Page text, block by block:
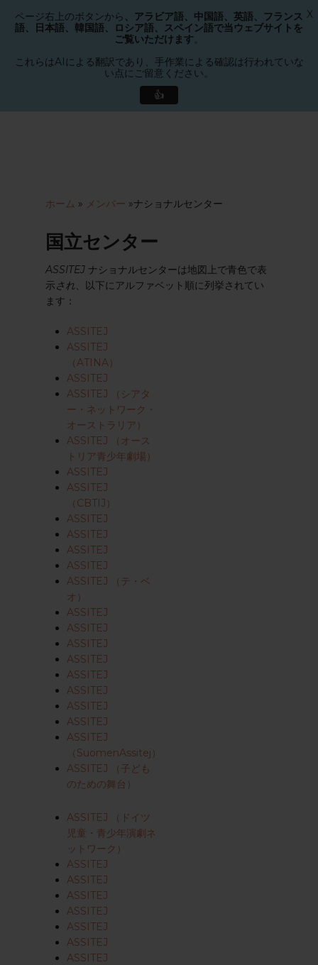
検索
メニュー
ホーム » メンバー »ナショナルセンター
国立センター
ASSITEJ ナショナルセンターは地図上で青色で表
示され、以下にアルファベット順に列挙されてい
ます：
ASSITEJ
ASSITEJ
（ATINA）
ASSITEJ
ASSITEJ （シアタ
ー・ネットワーク・
オーストラリア）
ASSITEJ （オース
トリア青少年劇場）
ASSITEJ
ASSITEJ
（CBTIJ）
ASSITEJ
ASSITEJ
ASSITEJ
ASSITEJ
ASSITEJ （テ・ベ
オ）
ASSITEJ
ASSITEJ
ASSITEJ
ASSITEJ
ASSITEJ
ASSITEJ
ASSITEJ
ASSITEJ
ASSITEJ
（SuomenAssitej）
ASSITEJ （子ども
のための舞台）
ASSITEJ （ドイツ
児童・青少年演劇ネ
ットワーク）
ASSITEJ
ASSITEJ
ASSITEJ
ASSITEJ
ASSITEJ
ASSITEJ
ASSITEJ
ニ
ページ右上のボタンから 、アラビア語、中国語、英語、フランス
語、日本語、韓国語、ロシア語、スペイン語で当ウェブサイトを
ご覧いただけます
これらはAIによる翻訳であり、手作業による確認は行われていな
い点にご留意ください。
👍
X